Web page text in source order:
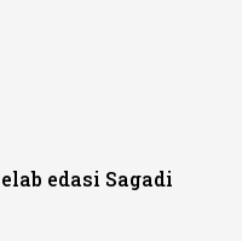
edasi Sagadi